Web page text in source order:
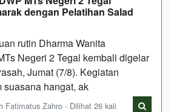
dengan Pelatihan Salad
rutin Dharma Wanita
Negeri 2 Tegal kembali digelar
Jumat (7/8). Kegiatan
hangat, ak
Fatimatus Zahro - Dilihat 26 kali